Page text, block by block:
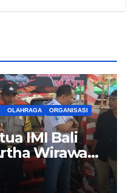
OLAHRAGA
ORGANISASI
IMI Bali
Wirawan
di Musda